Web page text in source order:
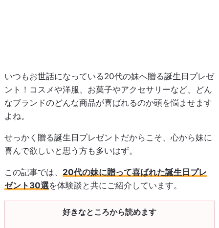
いつもお世話になっている20代の妹へ贈る誕生日プレゼ
ント！コスメや洋服、お菓子やアクセサリーなど、どん
なブランドのどんな商品が喜ばれるのか頭を悩ませます
よね。
せっかく贈る誕生日プレゼントだからこそ、心から妹に
喜んで欲しいと思う方も多いはず。
この記事では、 20代の妹に贈って喜ばれた誕生日プレ
ゼント30選を体験談と共にご紹介しています。
好きなところから読めます